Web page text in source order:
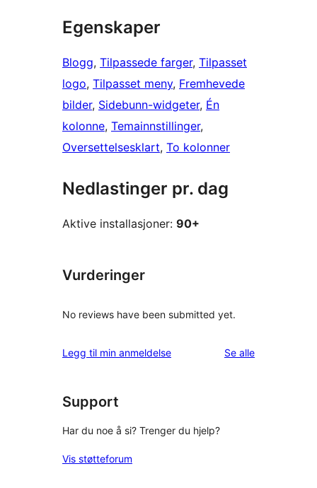
Egenskaper
Blogg, Tilpassede farger, Tilpasset
logo, Tilpasset meny, Fremhevede
bilder, Sidebunn-widgeter, Én
kolonne, Temainnstillinger
Oversettelsesklart, To kolonner
Nedlastinger pr. dag
Aktive installasjoner: 90+
Vurderinger
No reviews have been submitted yet.
Legg til min anmeldelse Se alleomtalene
Support
Har du noe å si? Trenger du hjelp?
Vis støtteforum